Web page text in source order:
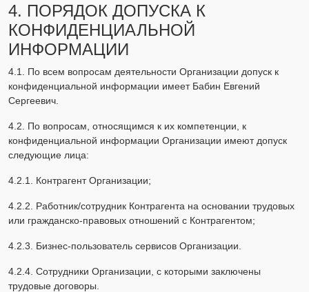
4. ПОРЯДОК ДОПУСКА К
КОНФИДЕНЦИАЛЬНОЙ
ИНФОРМАЦИИ
4.1. По всем вопросам деятельности Организации допуск к
конфиденциальной информации имеет Бабин Евгений
Сергеевич.
4.2. По вопросам, относящимся к их компетенции, к
конфиденциальной информации Организации имеют допуск
следующие лица:
4.2.1. Контрагент Организации;
4.2.2. Работник/сотрудник Контрагента на основании трудовых
или гражданско-правовых отношений с Контрагентом;
4.2.3. Бизнес-пользователь сервисов Организации.
4.2.4. Сотрудники Организации, с которыми заключены
трудовые договоры.